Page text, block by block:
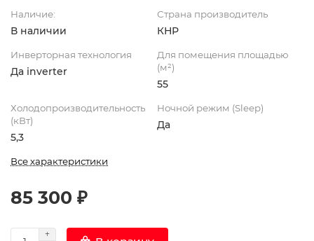
Наличие:
В наличии
Страна производитель
КНР
Инверторная технология
Да inverter
Для помещения площадью
(м²)
55
Холодопроизводительность
(кВт)
5,3
Ночной режим (Sleep)
Да
Все характеристики
85 300 ₽